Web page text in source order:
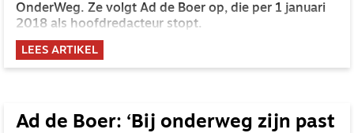
OnderWeg. Ze volgt Ad de Boer op, die per 1 januari
2018 als hoofdredacteur stopt.
LEES ARTIKEL
Ad de Boer: ‘Bij onderweg zijn past